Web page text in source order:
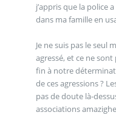
j’appris que la police
dans ma famille en
Je ne suis pas le seul
agressé, et ce ne
fin à notre
de ces agressions ?
pas de doute là-
associations